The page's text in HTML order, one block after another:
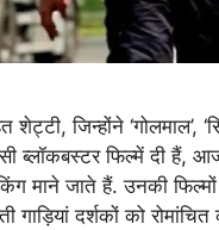
शेट्टी, जिन्होंने ‘गोलमाल’,
ब्लॉकबस्टर फिल्में दी हैं,
माने जाते हैं. उनकी
गाड़ियां दर्शकों को रोमांचित